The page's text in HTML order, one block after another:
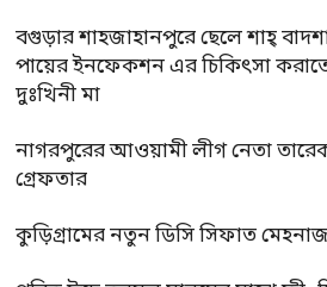
বগুড়ার শাহজাহানপুরে ছেলে শাহ্
পায়ের ইনফেকশন এর চিকিৎসা
দুঃখিনী মা
নাগরপুরের আওয়ামী লীগ নেতা
গ্রেফতার
কুড়িগ্রামের নতুন ডিসি সিফাত